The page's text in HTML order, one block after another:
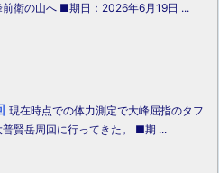
前衛の山へ ■期日：2026年6月19日 ...
現在時点での体力測定で大峰屈指のタフ
普賢岳周回に行ってきた。 ■期 ...